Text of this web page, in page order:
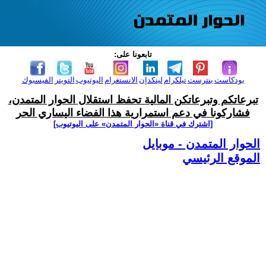
تابعونا على:
الفيسبوك التويتر اليوتيوب الانستغرام لينكدإن تيلكرامبنترست بودكاست
تبرعاتكم وتبرعاتكن المالية تحفظ استقلال الحوار المتمدن،
فشاركونا في دعم استمرارية هذا الفضاء اليساري الحر
[اشترك في قناة ‫«الحوار المتمدن» على اليوتيوب]
الحوار المتمدن - موبايل
الموقع الرئيسي